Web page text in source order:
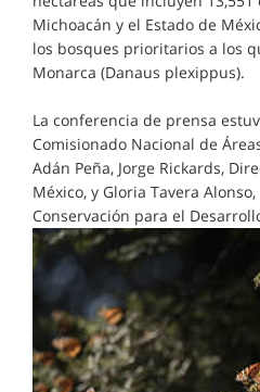
Michoacán y el Estado de
los bosques prioritarios a los
Monarca (Danaus plexippus).
La conferencia de prensa
Comisionado Nacional de
Adán Peña, Jorge Rickards,
México, y Gloria Tavera
Conservación para el